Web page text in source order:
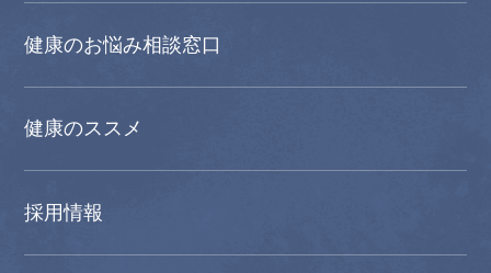
健康のお悩み相談窓口
健康のススメ
採用情報